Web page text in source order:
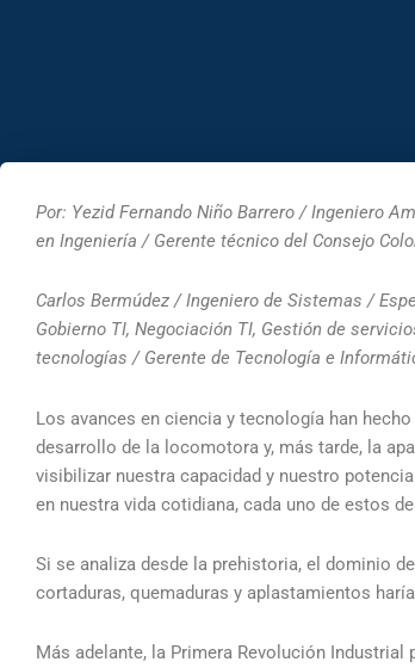
Por: Yezid Fernando Niño Barrero / Ingeniero
en Ingeniería / Gerente técnico del Consejo
Carlos Bermúdez / Ingeniero de Sistemas /
Gobierno TI, Negociación TI, Gestión de
tecnologías / Gerente de Tecnología e
Los avances en ciencia y tecnología han
desarrollo de la locomotora y, más tarde, la
visibilizar nuestra capacidad y nuestro
en nuestra vida cotidiana, cada uno de estos
Si se analiza desde la prehistoria, el dominio
cortaduras, quemaduras y aplastamientos
Más adelante, la Primera Revolución